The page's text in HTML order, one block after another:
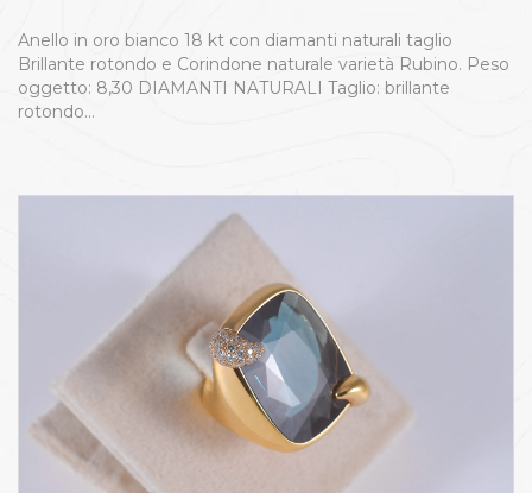
Anello in oro bianco 18 kt con diamanti naturali taglio
Brillante rotondo e Corindone naturale varietà Rubino. Peso
oggetto: 8,30 DIAMANTI NATURALI Taglio: brillante
rotondo…